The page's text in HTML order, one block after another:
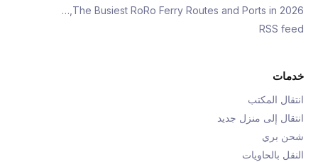
The Busiest RoRo Ferry Routes and Ports in 2026,…
RSS feed
خدمات
انتقال المكتب
انتقال إلى منزل جديد
شحن بري
النقل بالحاويات